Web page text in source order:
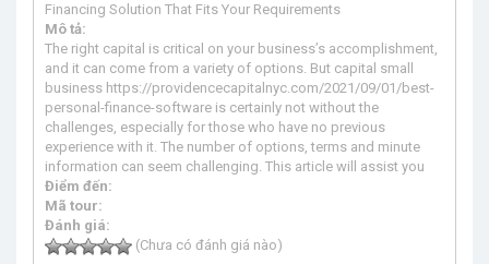
Financing Solution That Fits Your Requirements
Mô tả:
The right capital is critical on your business’s accomplishment,
and it can come from a variety of options. But capital small
business https://providencecapitalnyc.com/2021/09/01/best-
personal-finance-software is certainly not without the
challenges, especially for those who have no previous
experience with it. The number of options, terms and minute
information can seem challenging. This article will assist you
Điểm đến:
Mã tour:
Đánh giá:
(Chưa có đánh giá nào)